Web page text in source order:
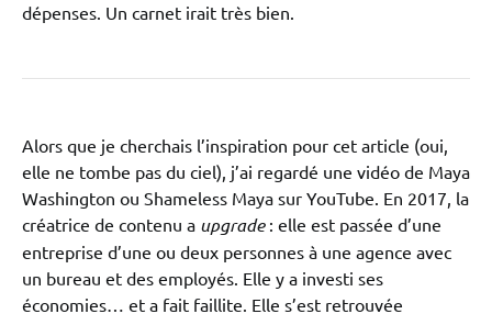
dépenses. Un carnet irait très bien.
Alors que je cherchais l’inspiration pour cet article (oui,
elle ne tombe pas du ciel), j’ai regardé une vidéo de Maya
Washington ou Shameless Maya sur YouTube. En 2017, la
créatrice de contenu a upgrade: elle est passée d’une
entreprise d’une ou deux personnes à une agence avec
un bureau et des employés. Elle y a investi ses
économies… et a fait faillite. Elle s’est retrouvée